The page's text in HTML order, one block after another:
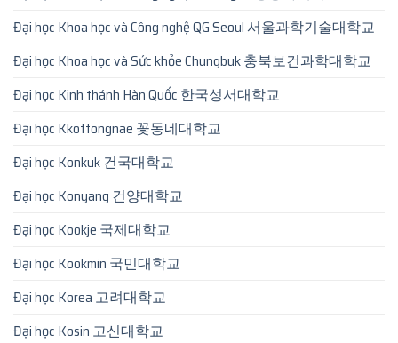
Đại học Khoa học và Công nghệ QG Seoul 서울과학기술대학교
Đại học Khoa học và Sức khỏe Chungbuk 충북보건과학대학교
Đại học Kinh thánh Hàn Quốc 한국성서대학교
Đại học Kkottongnae 꽃동네대학교
Đại học Konkuk 건국대학교
Đại học Konyang 건양대학교
Đại học Kookje 국제대학교
Đại học Kookmin 국민대학교
Đại học Korea 고려대학교
Đại học Kosin 고신대학교